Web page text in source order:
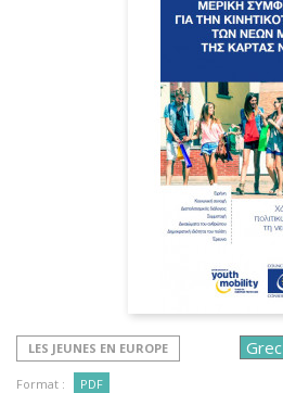
LES JEUNES EN EUROPE
Format : PDF